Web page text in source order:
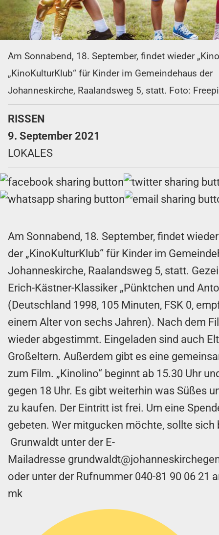
Am Sonnabend, 18. September, findet wieder
„KinoKulturKlub“ für Kinder im Gemeindehaus der
Johanneskirche, Raalandsweg 5, statt. Foto:
RISSEN
9. September 2021
LOKALES
Am Sonnabend, 18. September, findet wieder
der „KinoKulturKlub“ für Kinder im
Johanneskirche, Raalandsweg 5, statt.
Erich-Kästner-Klassiker „Pünktchen und
(Deutschland 1998, 105 Minuten, FSK 0,
einem Alter von sechs Jahren). Nach dem
wieder abgestimmt. Eingeladen sind auch
Großeltern. Außerdem gibt es eine
zum Film. „Kinolino“ beginnt ab 15.30 Uhr
gegen 18 Uhr. Es gibt weiterhin was Süßes
zu kaufen. Der Eintritt ist frei. Um eine
gebeten. Wer mitgucken möchte, sollte sich
Grunwaldt unter der E-
Mailadresse
oder unter der Rufnummer 040-81 90 06 21
mk